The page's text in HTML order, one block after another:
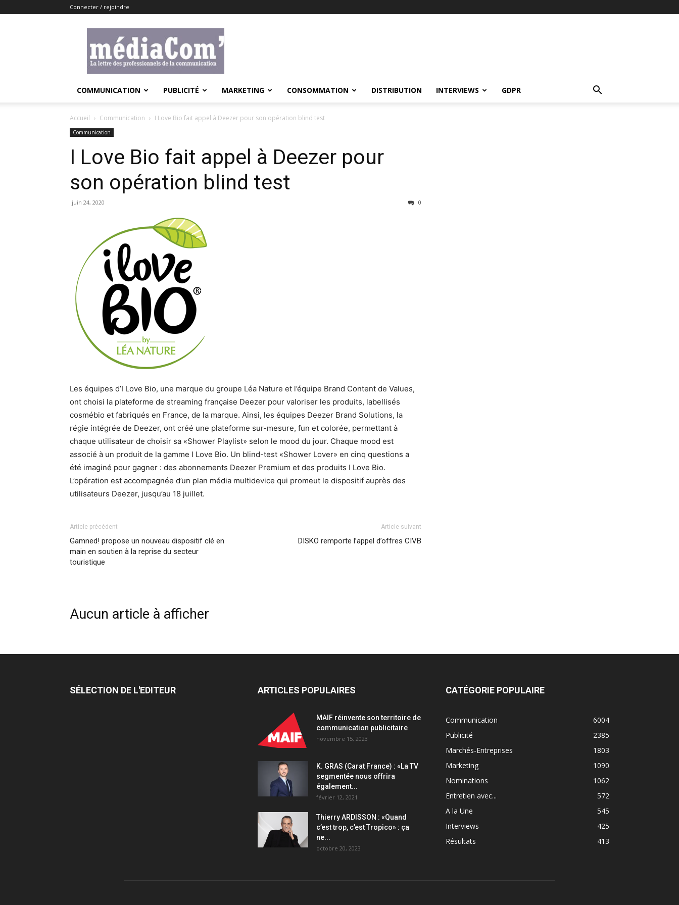
Connecter / rejoindre
COMMUNICATION PUBLICITÉ MARKETING CONSOMMATION DISTRIBUTION INTERVIEWS GDPR
Accueil Communication I Love Bio fait appel à Deezer pour son opération blind test
Communication
I Love Bio fait appel à Deezer pour
son opération blind test
juin 24, 2020 0
Les équipes d’I Love Bio, une marque du groupe Léa Nature et l’équipe Brand Content de Values,
ont choisi la plateforme de streaming française Deezer pour valoriser les produits, labellisés
cosmébio et fabriqués en France, de la marque. Ainsi, les équipes Deezer Brand Solutions, la
régie intégrée de Deezer, ont créé une plateforme sur-mesure, fun et colorée, permettant à
chaque utilisateur de choisir sa «Shower Playlist» selon le mood du jour. Chaque mood est
associé à un produit de la gamme I Love Bio. Un blind-test «Shower Lover» en cinq questions a
été imaginé pour gagner : des abonnements Deezer Premium et des produits I Love Bio.
L’opération est accompagnée d’un plan média multidevice qui promeut le dispositif auprès des
utilisateurs Deezer, jusqu’au 18 juillet.
Article précédent
Gamned! propose un nouveau dispositif clé en
main en soutien à la reprise du secteur
touristique
Article suivant
DISKO remporte l’appel d’offres CIVB
Aucun article à afficher
SÉLECTION DE L'EDITEUR ARTICLES POPULAIRES
MAIF réinvente son territoire de
communication publicitaire
novembre 15, 2023
K. GRAS (Carat France) : «La TV
segmentée nous offrira
également...
février 12, 2021
Thierry ARDISSON : «Quand
c’est trop, c’est Tropico» : ça
ne...
octobre 20, 2023
CATÉGORIE POPULAIRE
Communication
6004
Publicité
2385
Marchés-Entreprises
1803
Marketing
1090
Nominations
1062
Entretien avec...
572
A la Une
545
Interviews
425
Résultats
413